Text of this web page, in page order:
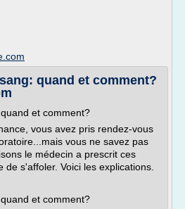
quand et comment?
et comment?
vous avez pris rendez-vous
vous ne savez pas
le médecin a prescrit ces
de s'affoler. Voici les explications.
et comment?